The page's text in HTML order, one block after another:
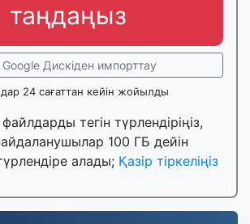
таңдаңыз
Google Дискіден импорттау
24 сағаттан кейін жойылды
тегін түрлендіріңіз,
100 ГБ дейін
алады; Қазір тіркеліңіз